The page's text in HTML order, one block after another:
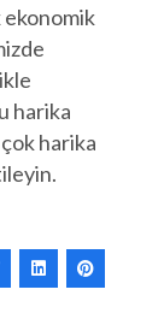
ekonomik
harika
çok harika